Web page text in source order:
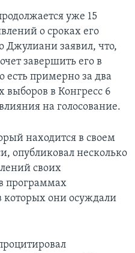
уже 15
о сроках его
Джулиани заявил, что,
завершить его в
примерно за два
в Конгресс 6
на голосование.
находится в своем
опубликовал несколько
своих
программах
которых они осуждали